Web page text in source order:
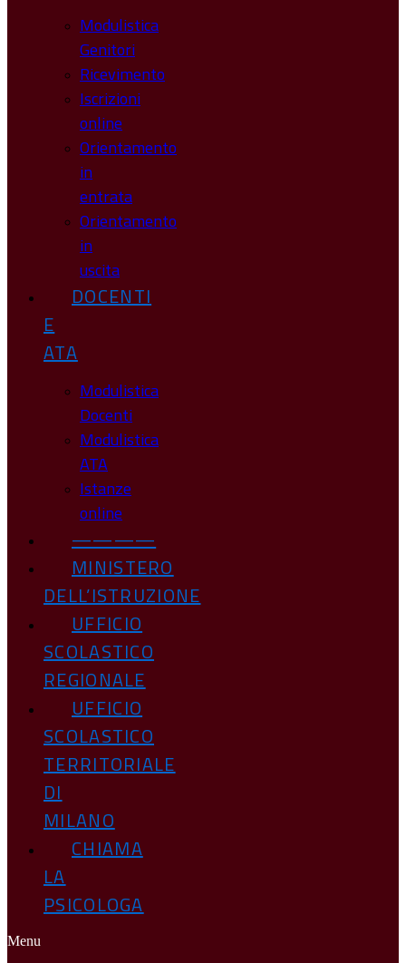
Modulistica
Genitori
Ricevimento
Iscrizioni
online
Orientamento
in
entrata
Orientamento
in
uscita
DOCENTI
E
ATA
Modulistica
Docenti
Modulistica
ATA
Istanze
online
————
MINISTERO
DELL’ISTRUZIONE
UFFICIO
SCOLASTICO
REGIONALE
UFFICIO
SCOLASTICO
TERRITORIALE
DI
MILANO
CHIAMA
LA
PSICOLOGA
Menu